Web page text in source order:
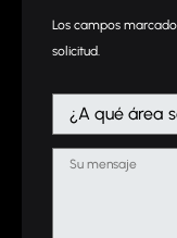
Los campos
solicitud.